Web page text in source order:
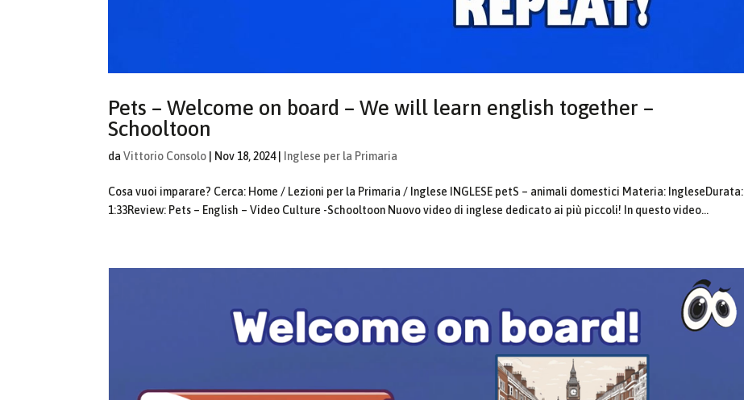
Pets – Welcome on board – We will learn english together –
Schooltoon
daVittorio Consolo Nov 18, 2024| Inglese per la Primaria
Cosa vuoi imparare? Cerca: Home / Lezioni per la Primaria / Inglese INGLESE petS – animali domestici Materia: IngleseDurata:
1:33Review: Pets – English – Video Culture -Schooltoon Nuovo video di inglese dedicato ai più piccoli! In questo video...